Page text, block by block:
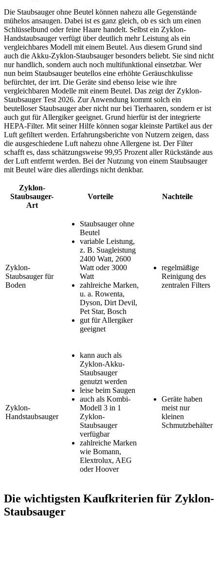
Die Staubsauger ohne Beutel können nahezu alle Gegenstände
mühelos ansaugen. Dabei ist es ganz gleich, ob es sich um einen
Schlüsselbund oder feine Haare handelt. Selbst ein Zyklon-
Handstaubsauger verfügt über deutlich mehr Leistung als ein
vergleichbares Modell mit einem Beutel. Aus diesem Grund sind
auch die Akku-Zyklon-Staubsauger besonders beliebt. Sie sind nicht
nur handlich, sondern auch noch multifunktional einsetzbar. Wer
nun beim Staubsauger beutellos eine erhöhte Geräuschkulisse
befürchtet, der irrt. Die Geräte sind ebenso leise wie ihre
vergleichbaren Modelle mit einem Beutel. Das zeigt der Zyklon-
Staubsauger Test 2026. Zur Anwendung kommt solch ein
beutelloser Staubsauger aber nicht nur bei Tierhaaren, sondern er ist
auch gut für Allergiker geeignet. Grund hierfür ist der integrierte
HEPA-Filter. Mit seiner Hilfe können sogar kleinste Partikel aus der
Luft gefiltert werden. Erfahrungsberichte von Nutzern zeigen, dass
die ausgeschiedene Luft nahezu ohne Allergene ist. Der Filter
schafft es, dass schätzungsweise 99,95 Prozent aller Rückstände aus
der Luft entfernt werden. Bei der Nutzung von einem Staubsauger
mit Beutel wäre dies allerdings nicht denkbar.
Zyklon-
Staubsauger-
Art
Vorteile Nachteile
Zyklon-
Staubsauger für
Boden
Staubsauger ohne
Beutel
variable Leistung,
z. B. Suagleistung
2400 Watt, 2600
Watt oder 3000
Watt
zahlreiche Marken,
u. a. Rowenta,
Dyson, Dirt Devil,
Pet Star, Bosch
gut für Allergiker
geeignet
regelmäßige
Reinigung des
zentralen Filters
Zyklon-
Handstaubsauger
kann auch als
Zyklon-Akku-
Staubsauger
genutzt werden
leise beim Saugen
auch als Kombi-
Modell 3 in 1
Zyklon-
Staubsauger
verfügbar
zahlreiche Marken
wie Bomann,
Elextrolux, AEG
oder Hoover
Geräte haben
meist nur
kleinen
Schmutzbehälter
Die wichtigsten Kaufkriterien für Zyklon-
Staubsauger